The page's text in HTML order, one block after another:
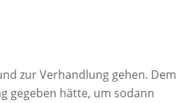
zur Verhandlung gehen. Dem
gegeben hätte, um sodann